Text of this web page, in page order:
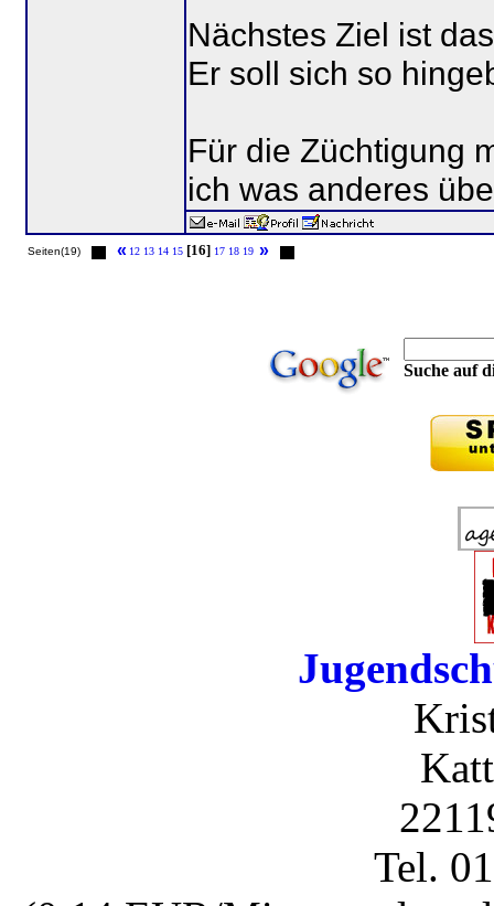
Nächstes Ziel ist
Er soll sich so
Für die Züchtigung
ich was anderes
Seiten(19) « 12 13 14 15 [16] 17 18 19 »
Suche auf
Tel.